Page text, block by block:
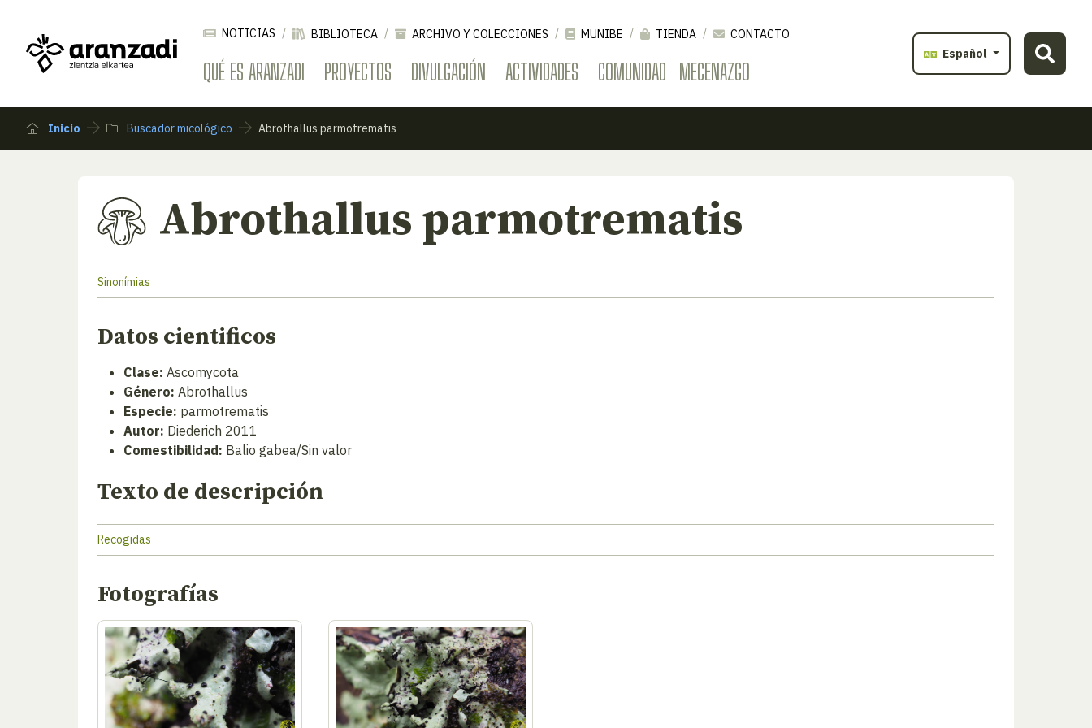
QUÉ ES ARANZADI PROYECTOS DIVULGACIÓN ACTIVIDADES COMUNIDAD MECENAZGO
NOTICIAS BIBLIOTECA ARCHIVO Y COLECCIONES MUNIBE TIENDA
CONTACTO
Español
Inicio Buscador micológico Abrothallus parmotrematis
Abrothallus parmotrematis
Sinonímias
Datos cientificos
Clase: Ascomycota
Género: Abrothallus
Especie: parmotrematis
Autor: Diederich 2011
Comestibilidad: Balio gabea/Sin valor
Texto de descripción
Recogidas
Fotografías